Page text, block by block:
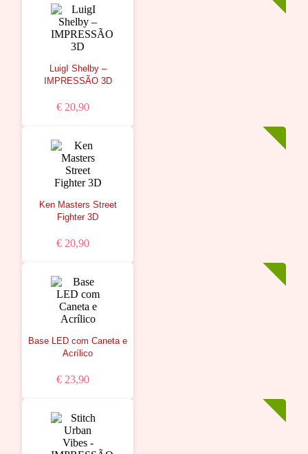
LuigI Shelby –
IMPRESSÃO 3D
€ 20,90
Ken Masters Street
Fighter 3D
€ 20,90
Base LED com Caneta e
Acrílico
€ 23,90